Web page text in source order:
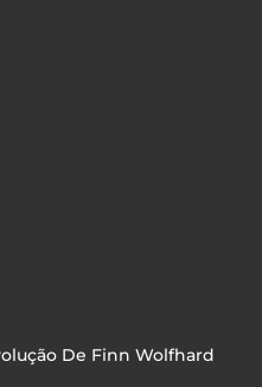
De Finn Wolfhard